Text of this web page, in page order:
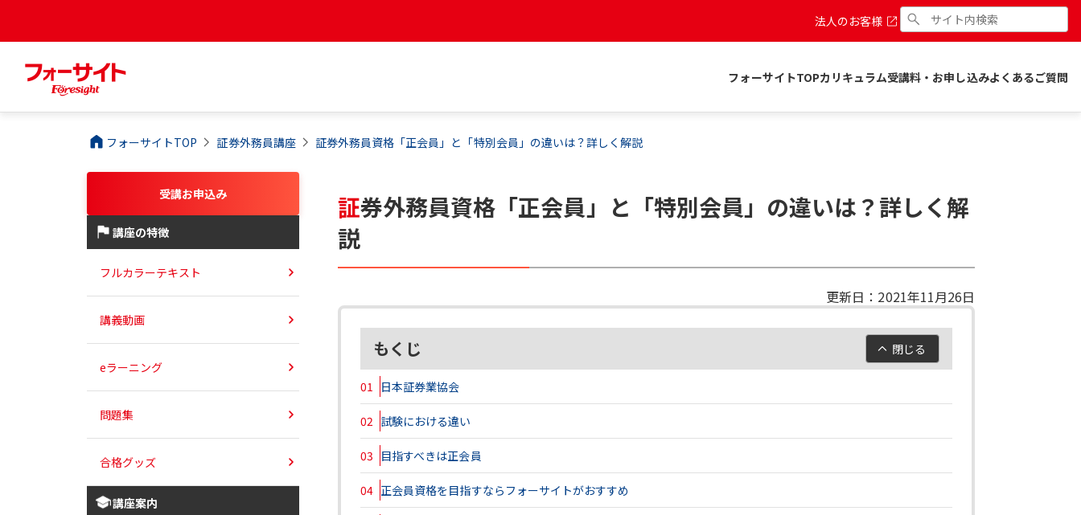
法人のお客様
フォーサイトTOPカリキュラム受講料・お申し込みよくあるご質問
フォーサイトTOP 証券外務員講座 証券外務員資格「正会員」と「特別会員」の違いは？詳しく解説
証券外務員資格「正会員」と「特別会員」の違いは？詳しく解
説
更新日： 2021年11月26日
もくじ 閉じる
01 日本証券業協会
02 試験における違い
03 目指すべきは正会員
04 正会員資格を目指すならフォーサイトがおすすめ
受講お申込み
講座の特徴
フルカラーテキスト
講義動画
eラーニング
問題集
合格グッズ
講座案内